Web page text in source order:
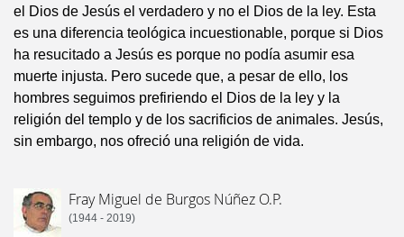
el Dios de Jesús el verdadero y no el Dios de la ley. Esta
es una diferencia teológica incuestionable, porque si Dios
ha resucitado a Jesús es porque no podía asumir esa
muerte injusta. Pero sucede que, a pesar de ello, los
hombres seguimos prefiriendo el Dios de la ley y la
religión del templo y de los sacrificios de animales. Jesús,
sin embargo, nos ofreció una religión de vida.
Fray Miguel de Burgos Núñez O.P.
(1944 - 2019)